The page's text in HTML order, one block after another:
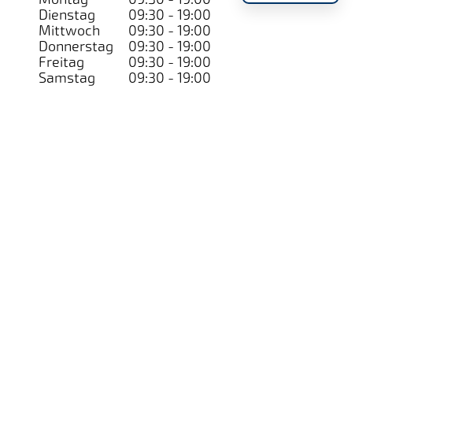
Dienstag
09:30 - 19:00
Mittwoch
09:30 - 19:00
Donnerstag
09:30 - 19:00
Freitag
09:30 - 19:00
Samstag
09:30 - 19:00